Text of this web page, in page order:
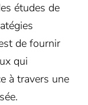
études de
de fournir
qui
à travers une